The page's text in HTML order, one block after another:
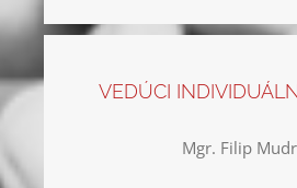
VEDÚCI
Mgr. Filip